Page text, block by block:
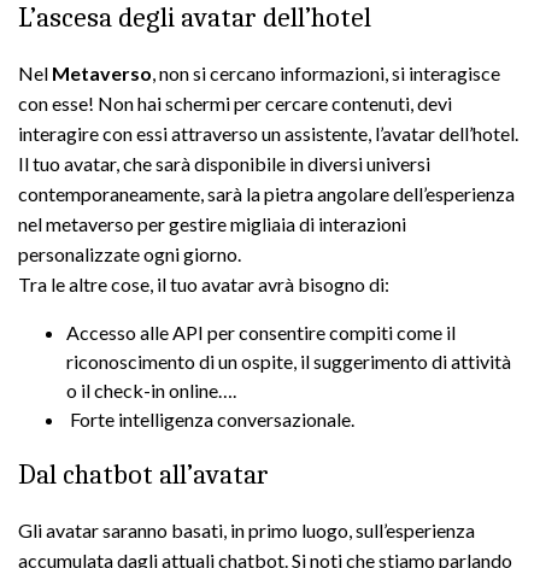
L’ascesa degli avatar dell’hotel
Nel Metaverso, non si cercano informazioni, si interagisce
con esse! Non hai schermi per cercare contenuti, devi
interagire con essi attraverso un assistente, l’avatar dell’hotel.
Il tuo avatar, che sarà disponibile in diversi universi
contemporaneamente, sarà la pietra angolare dell’esperienza
nel metaverso per gestire migliaia di interazioni
personalizzate ogni giorno.
Tra le altre cose, il tuo avatar avrà bisogno di:
Accesso alle API per consentire compiti come il
riconoscimento di un ospite, il suggerimento di attività
o il check-in online….
Forte intelligenza conversazionale.
Dal chatbot all’avatar
Gli avatar saranno basati, in primo luogo, sull’esperienza
accumulata dagli attuali chatbot. Si noti che stiamo parlando